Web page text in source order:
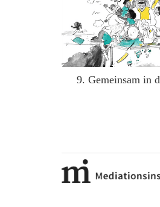
9. Gemeinsam in